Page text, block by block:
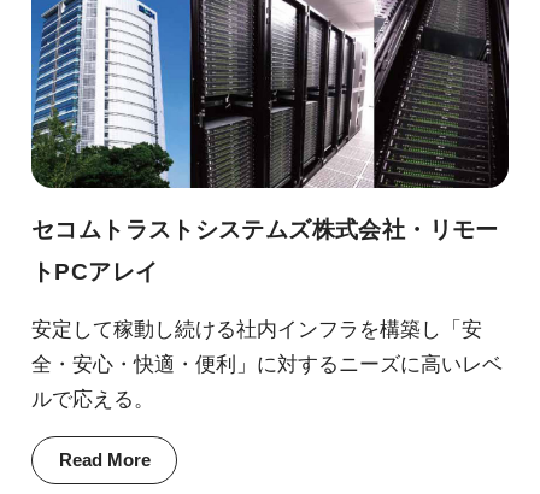
セコムトラストシステムズ株式会社・リモー
トPCアレイ
安定して稼動し続ける社内インフラを構築し「安
全・安心・快適・便利」に対するニーズに高いレベ
ルで応える。
Read More